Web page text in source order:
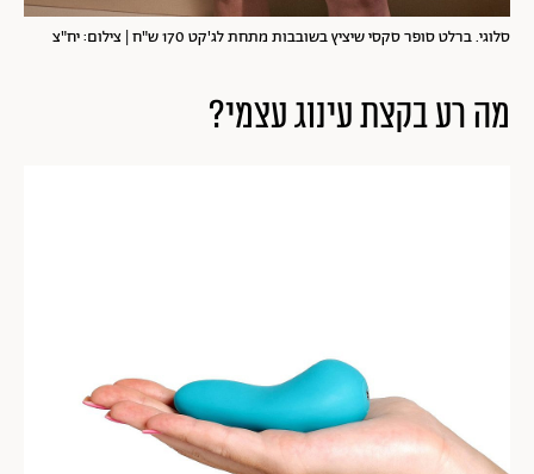
סלוגי. ברלט סופר סקסי שיציץ בשובבות מתחת לג'קט 170 ש"ח | צילום: יח"צ
מה רע בקצת עינוג עצמי?